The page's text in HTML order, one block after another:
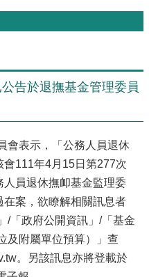
告於退撫基金管理委員
會表示，「公務人員退休
111年4月15日第277次
員退休撫卹基金監理委
在案，欲瞭解相關訊息者
/「政府公開資訊」/「基金
及附屬單位預算）」查
。另該訊息亦將登載於